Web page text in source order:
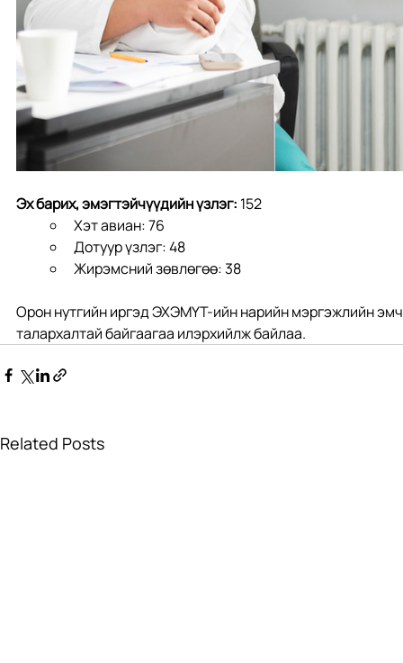
Эх барих, эмэгтэйчүүдийн үзлэг: 152
Хэт авиан: 76
Дотуур үзлэг: 48
Жирэмсний зөвлөгөө: 38
Орон нутгийн иргэд ЭХЭМҮТ-ийн нарийн мэргэжлийн
талархалтай байгаагаа илэрхийлж байлаа.
Related Posts